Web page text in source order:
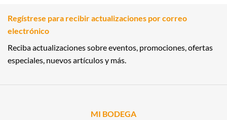
Regístrese para recibir actualizaciones por correo
electrónico
Reciba actualizaciones sobre eventos, promociones, ofertas
especiales, nuevos artículos y más.
MI BODEGA